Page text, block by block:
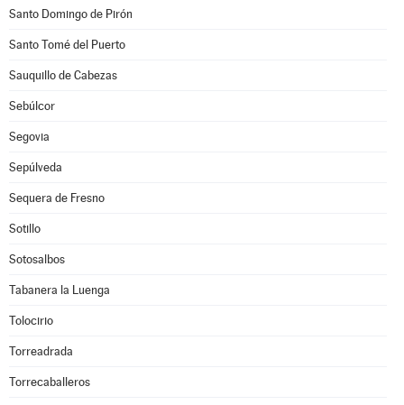
Santo Domingo de Pirón
Santo Tomé del Puerto
Sauquillo de Cabezas
Sebúlcor
Segovia
Sepúlveda
Sequera de Fresno
Sotillo
Sotosalbos
Tabanera la Luenga
Tolocirio
Torreadrada
Torrecaballeros